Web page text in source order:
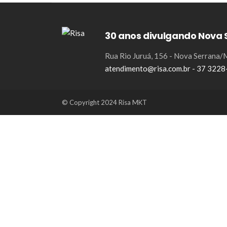
30 anos divulgando Nova
Rua Rio Juruá, 156 - Nova Serrana/
atendimento@risa.com.br - 37
© Copyright 2024 Risa MKT